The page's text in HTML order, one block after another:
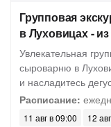
Групповая
в Луховицах -
Увлекательная
сыроварню в
и насладитесь
Расписание:
11 авг в 09:00 12